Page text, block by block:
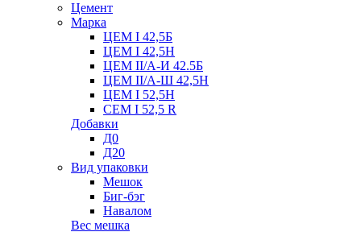
Цемент
Марка
ЦЕМ I 42,5Б
ЦЕМ I 42,5Н
ЦЕМ II/А-И 42.5Б
ЦЕМ II/А-Ш 42,5Н
ЦЕМ I 52,5Н
CEM I 52,5 R
Добавки
Д0
Д20
Вид упаковки
Мешок
Биг-бэг
Навалом
Вес мешка